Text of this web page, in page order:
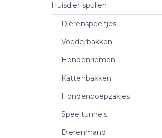
Huisdier spullen
Dierenspeeltjes
Voederbakken
Hondenriemen
Kattenbakken
Hondenpoepzakjes
Speeltunnels
Dierenmand